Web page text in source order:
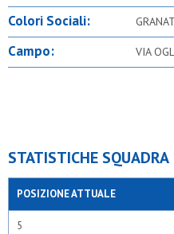
Colori Sociali:
Campo: VIA
STATISTICHE SQUADRA
POSIZIONE ATTUALE
5